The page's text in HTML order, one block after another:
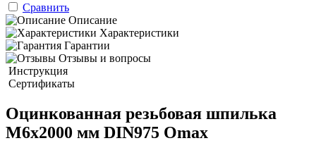
Сравнить
Описание
Характеристики
Гарантии
Отзывы и вопросы
Инструкция
Сертификаты
Оцинкованная резьбовая шпилька
М6х2000 мм DIN975 Omax